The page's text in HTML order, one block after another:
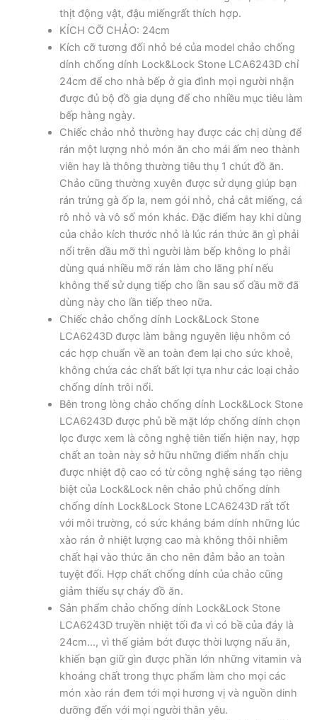
thịt động vật, đậu miếngrất thích hợp.
KÍCH CỠ CHẢO: 24cm
Kích cỡ tương đối nhỏ bé của model chảo chống
dính chống dính Lock&Lock Stone LCA6243D chỉ
24cm để cho nhà bếp ở gia đình mọi người nhận
được đủ bộ đồ gia dụng để cho nhiều mục tiêu làm
bếp hàng ngày.
Chiếc chảo nhỏ thường hay được các chị dùng để
rán một lượng nhỏ món ăn cho mái ấm neo thành
viên hay là thông thường tiêu thụ 1 chút đồ ăn.
Chảo cũng thường xuyên được sử dụng giúp bạn
rán trứng gà ốp la, nem gói nhỏ, chả cắt miếng, cá
rô nhỏ và vô số món khác. Đặc điểm hay khi dùng
của chảo kích thước nhỏ là lúc rán thức ăn gì phải
nổi trên dầu mỡ thì người làm bếp không lo phải
dùng quá nhiều mỡ rán làm cho lãng phí nếu
không thể sử dụng tiếp cho lần sau số dầu mỡ đã
dùng này cho lần tiếp theo nữa.
Chiếc chảo chống dính Lock&Lock Stone
LCA6243D được làm bằng nguyên liệu nhôm có
các hợp chuẩn về an toàn đem lại cho sức khoẻ,
không chứa các chất bất lợi tựa như các loại chảo
chống dính trôi nổi.
Bên trong lòng chảo chống dính Lock&Lock Stone
LCA6243D được phủ bề mặt lớp chống dính chọn
lọc được xem là công nghệ tiên tiến hiện nay, hợp
chất an toàn này sở hữu những điểm nhấn chịu
được nhiệt độ cao có từ công nghệ sáng tạo riêng
biệt của Lock&Lock nên chảo phủ chống dính
chống dính Lock&Lock Stone LCA6243D rất tốt
với môi trường, có sức kháng bám dính những lúc
xào rán ở nhiệt lượng cao mà không thôi nhiễm
chất hại vào thức ăn cho nên đảm bảo an toàn
tuyệt đối. Hợp chất chống dính của chảo cũng
giảm thiểu sự cháy đồ ăn.
Sản phẩm chảo chống dính Lock&Lock Stone
LCA6243D truyền nhiệt tối đa vì có bề của đáy là
24cm…, vì thế giảm bớt được thời lượng nấu ăn,
khiến bạn giữ gìn được phần lớn những vitamin và
khoáng chất trong thực phẩm làm cho mọi các
món xào rán đem tới mọi hương vị và nguồn dinh
dưỡng đến với mọi người thân yêu.